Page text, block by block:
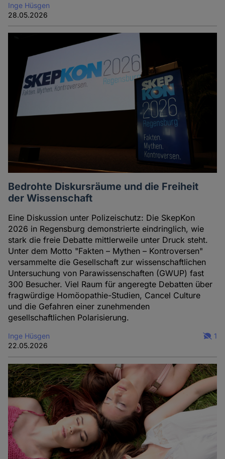
Inge Hüsgen
28.05.2026
Bedrohte Diskursräume und die Freiheit
der Wissenschaft
Eine Diskussion unter Polizeischutz: Die SkepKon
2026 in Regensburg demonstrierte eindringlich, wie
stark die freie Debatte mittlerweile unter Druck steht.
Unter dem Motto "Fakten – Mythen – Kontroversen"
versammelte die Gesellschaft zur wissenschaftlichen
Untersuchung von Parawissenschaften (GWUP) fast
300 Besucher. Viel Raum für angeregte Debatten über
fragwürdige Homöopathie-Studien, Cancel Culture
und die Gefahren einer zunehmenden
gesellschaftlichen Polarisierung.
Inge Hüsgen
22.05.2026
1